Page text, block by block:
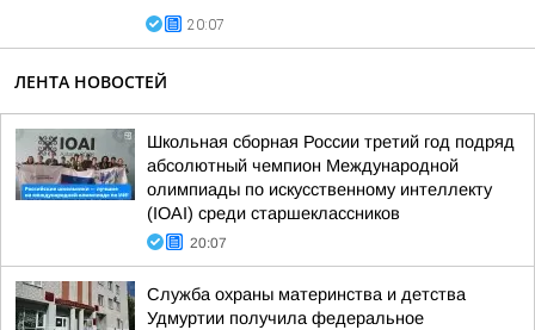
20:07
ЛЕНТА НОВОСТЕЙ
Школьная сборная России третий год подряд
абсолютный чемпион Международной
олимпиады по искусственному интеллекту
(IOAI) среди старшеклассников
20:07
Служба охраны материнства и детства
Удмуртии получила федеральное